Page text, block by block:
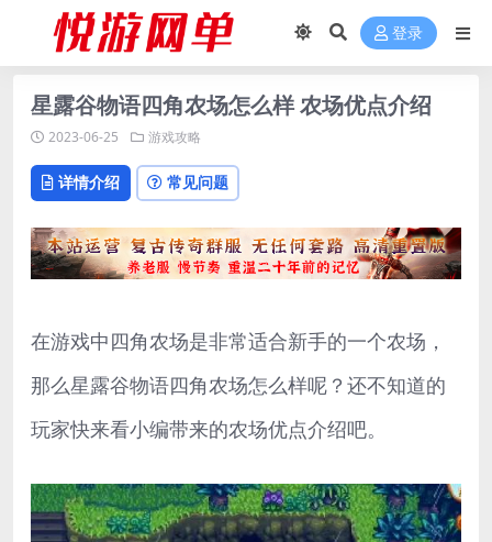
登录
星露谷物语四角农场怎么样 农场优点介绍
2023-06-25 游戏攻略
详情介绍 常见问题
在游戏中四角农场是非常适合新手的一个农场，
那么星露谷物语四角农场怎么样呢？还不知道的
玩家快来看小编带来的农场优点介绍吧。